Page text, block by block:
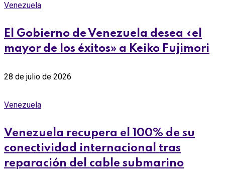
Venezuela
El Gobierno de Venezuela desea «el
mayor de los éxitos» a Keiko Fujimori
28 de julio de 2026
Venezuela
Venezuela recupera el 100% de su
conectividad internacional tras
reparación del cable submarino